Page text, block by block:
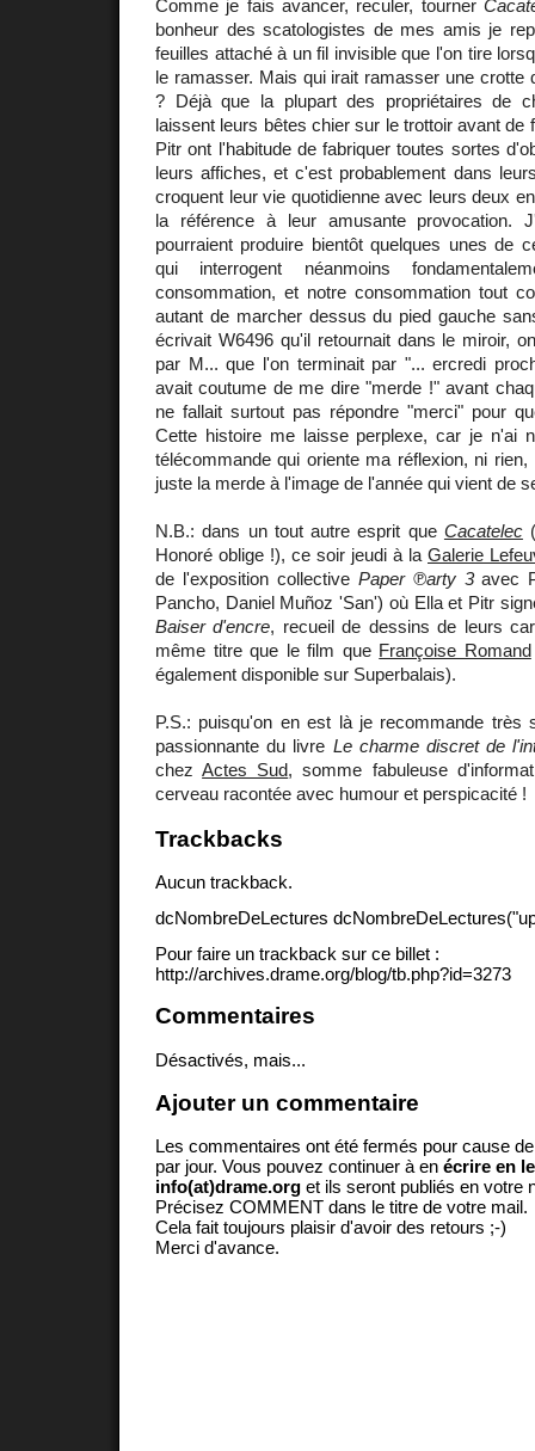
Comme je fais avancer, reculer, tourner
bonheur des scatologistes de mes amis je
feuilles attaché à un fil invisible que l'on tire
le ramasser. Mais qui irait ramasser une crotte
? Déjà que la plupart des propriétaires de
laissent leurs bêtes chier sur le trottoir avant de
Pitr ont l'habitude de fabriquer toutes sortes
leurs affiches, et c'est probablement dans
croquent leur vie quotidienne avec leurs deux
la référence à leur amusante provocation.
pourraient produire bientôt quelques unes de
qui interrogent néanmoins
consommation, et notre consommation tout
autant de marcher dessus du pied gauche
écrivait W6496 qu'il retournait dans le miroir,
par M... que l'on terminait par "... ercredi
avait coutume de me dire "merde !" avant
ne fallait surtout pas répondre "merci" pour
Cette histoire me laisse perplexe, car je n'ai
télécommande qui oriente ma réflexion, ni
juste la merde à l'image de l'année qui vient de
N.B.: dans un tout autre esprit que Cacatelec
Honoré oblige !), ce soir jeudi à la Galerie
de l'exposition collective Paper ℗arty 3avec
Pancho, Daniel Muñoz 'San') où Ella et Pitr
Baiser d'encre, recueil de dessins de leurs
même titre que le film que Françoise Romand
également disponible sur Superbalais).
P.S.: puisqu'on en est là je recommande très
passionnante du livre Le charme discret de
chezActes Sud, somme fabuleuse
cerveau racontée avec humour et perspicacité !
Trackbacks
Aucun trackback.
dcNombreDeLectures
Pour faire un trackback sur ce billet :
http://archives.drame.org/blog/tb.php?id=3273
Commentaires
Désactivés, mais...
Ajouter un commentaire
Les commentaires ont été fermés pour cause
par jour. Vous pouvez continuer à en écrire en
info(at)drame.org et ils seront publiés en votre
Précisez COMMENT dans le titre de votre mail.
Cela fait toujours plaisir d'avoir des retours ;-)
Merci d'avance.